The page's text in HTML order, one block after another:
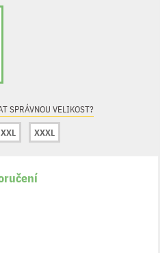
SPRÁVNOU VELIKOST?
XXL XXXL